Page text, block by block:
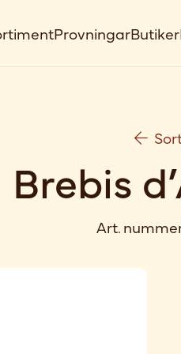
ProvningarButiker
Brebis
Art.